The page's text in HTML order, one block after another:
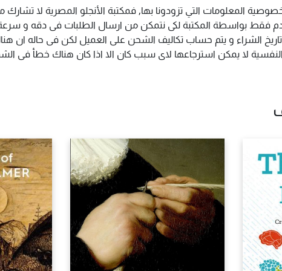
المعلومات التي تزودونا بها, فمكتبة الأنجلو المصرية لا
فقط بواسطة المكتبة لكى نتمكن من ارسال الطلبات فى دقه و سرعة
الشراء و يتم حساب تكاليف الشحن على العميل لكن فى حاله ان
النفسية لا يمكن استرجاعها لاى سبب كان الا اذا كان هناك خطأ فى